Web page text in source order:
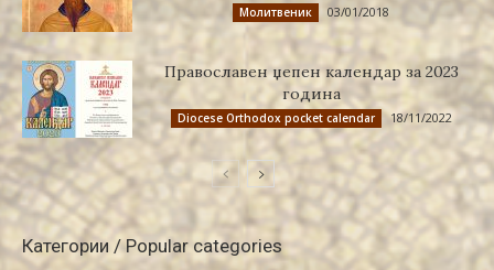
Молитвеник 03/01/2018
Православен џепен календар за 2023
година
Diocese Orthodox pocket calendar 18/11/2022
Категории / Popular categories